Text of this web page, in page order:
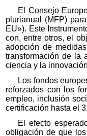
El Consejo
plurianual (MFP)
EU»). Este
con, entre otros, el
adopción de
transformación de la
ciencia y la
Los fondos
reforzados con los
empleo, inclusión
certificación hasta el
El efecto
obligación de que